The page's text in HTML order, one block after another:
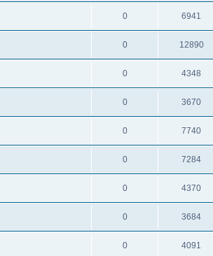
0 6941
0 12890
0 4348
0 3670
0 7740
0 7284
0 4370
0 3684
0 4091